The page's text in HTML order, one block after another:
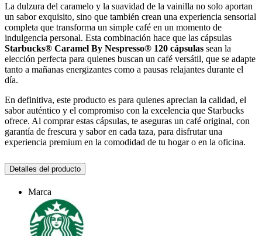
La dulzura del caramelo y la suavidad de la vainilla no solo aportan
un sabor exquisito, sino que también crean una experiencia sensorial
completa que transforma un simple café en un momento de
indulgencia personal. Esta combinación hace que las cápsulas
Starbucks® Caramel By Nespresso® 120 cápsulas sean la
elección perfecta para quienes buscan un café versátil, que se adapte
tanto a mañanas energizantes como a pausas relajantes durante el
día.
En definitiva, este producto es para quienes aprecian la calidad, el
sabor auténtico y el compromiso con la excelencia que Starbucks
ofrece. Al comprar estas cápsulas, te aseguras un café original, con
garantía de frescura y sabor en cada taza, para disfrutar una
experiencia premium en la comodidad de tu hogar o en la oficina.
Detalles del producto
Marca